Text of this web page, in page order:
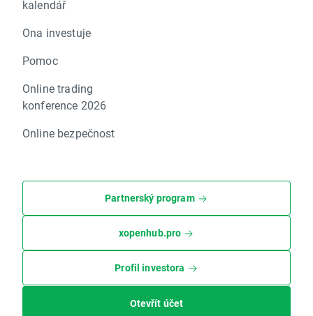
kalendář
Ona investuje
Pomoc
Online trading
konference 2026
Online bezpečnost
Partnerský program
xopenhub.pro
Profil investora
Otevřít účet